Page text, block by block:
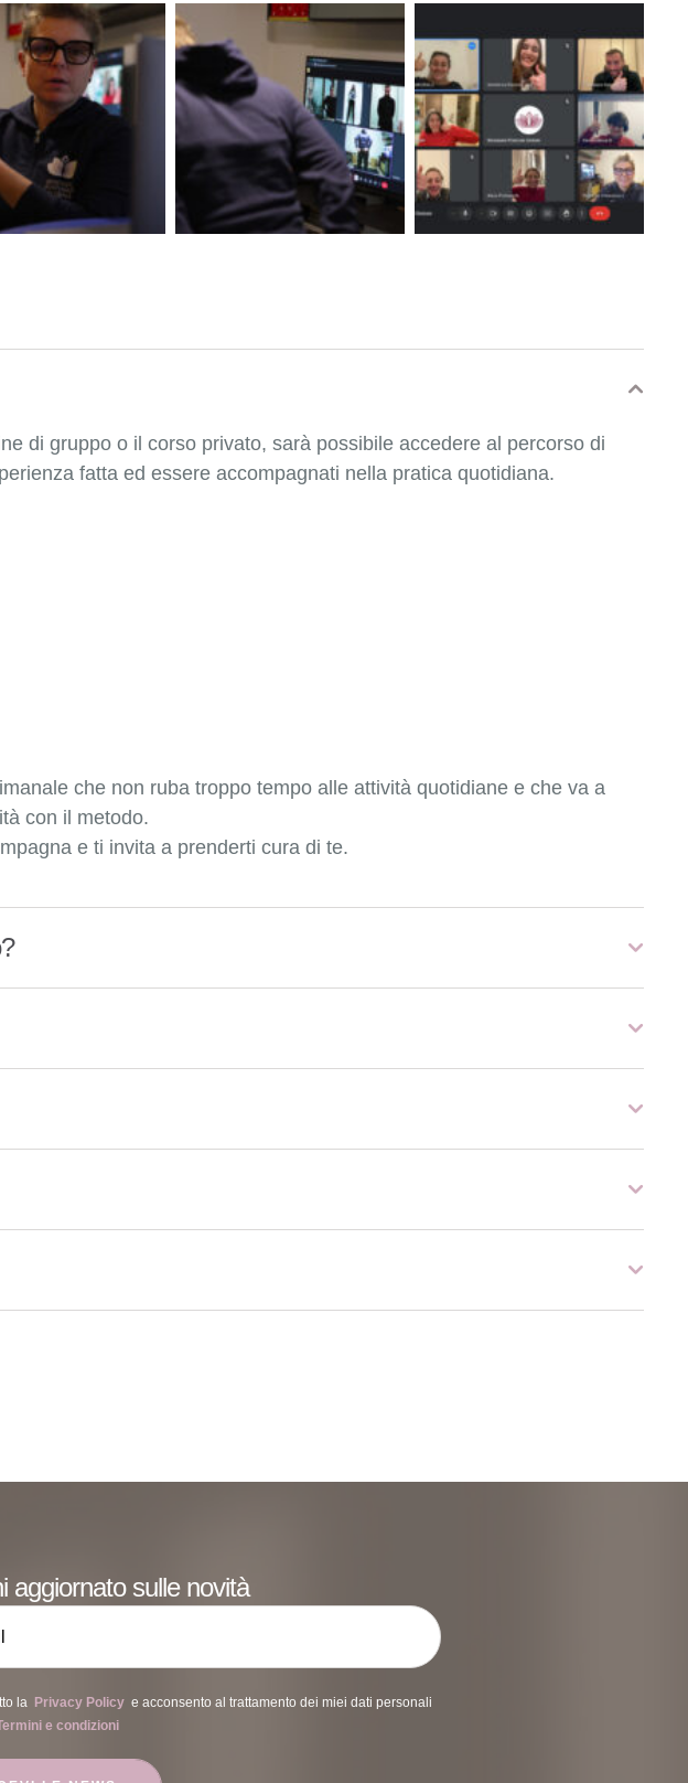
di gruppo o il corso privato, sarà possibile accedere al percorso di
fatta ed essere accompagnati nella pratica quotidiana.
che non ruba troppo tempo alle attività quotidiane e che va a
con il metodo.
e ti invita a prenderti cura di te.
aggiornato sulle novità
la Privacy Policy e acconsento al trattamento dei miei dati personali
e condizioni